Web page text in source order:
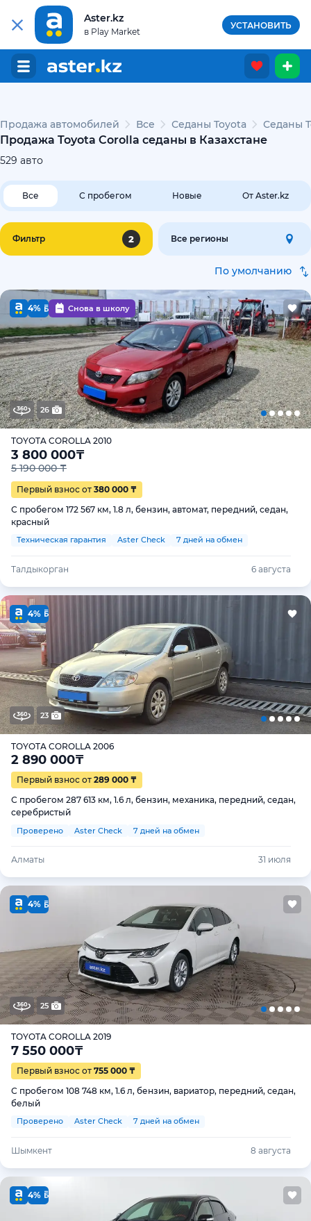
Aster.kz
в Play Market
УСТАНОВИТЬ
Продажа автомобилей Все Седаны Toyota Седаны
Продажа Toyota Corolla седаны в Казахстане
529 авто
Все С пробегом Новые От Aster.kz
Фильтр 2 Все регионы
По умолчанию
4% Снова в школу
26
TOYOTA COROLLA 2010
3 800 000₸
5 190 000 ₸
Первый взнос от 380 000 ₸
С пробегом 172 567 км, 1.8 л, бензин, автомат, передний, седан,
красный
Техническая гарантия Aster Check 7 дней на обмен
Талдыкорган 6 августа
4%
23
TOYOTA COROLLA 2006
2 890 000₸
Первый взнос от 289 000 ₸
С пробегом 287 613 км, 1.6 л, бензин, механика, передний, седан,
серебристый
Проверено Aster Check 7 дней на обмен
Алматы 31 июля
4%
25
TOYOTA COROLLA 2019
7 550 000₸
Первый взнос от 755 000 ₸
С пробегом 108 748 км, 1.6 л, бензин, вариатор, передний, седан,
белый
Проверено Aster Check 7 дней на обмен
Шымкент 8 августа
4%